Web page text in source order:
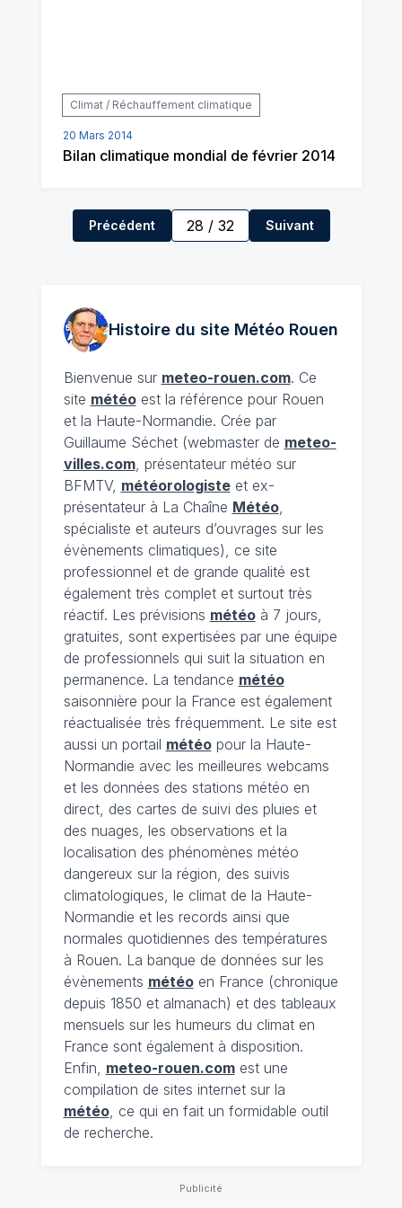
Climat / Réchauffement climatique
20 Mars 2014
Bilan climatique mondial de février 2014
Précédent 28 / 32 Suivant
Histoire du site Météo Rouen
Bienvenue sur meteo-rouen.com. Ce
site météoest la référence pour Rouen
et la Haute-Normandie. Crée par
Guillaume Séchet (webmaster de meteo-
villes.com, présentateur météo sur
BFMTV, météorologisteet ex-
présentateur à La Chaîne Météo,
spécialiste et auteurs d’ouvrages sur les
évènements climatiques), ce site
professionnel et de grande qualité est
également très complet et surtout très
réactif. Les prévisions météoà 7 jours,
gratuites, sont expertisées par une équipe
de professionnels qui suit la situation en
permanence. La tendance météo
saisonnière pour la France est également
réactualisée très fréquemment. Le site est
aussi un portail météopour la Haute-
Normandie avec les meilleures webcams
et les données des stations météo en
direct, des cartes de suivi des pluies et
des nuages, les observations et la
localisation des phénomènes météo
dangereux sur la région, des suivis
climatologiques, le climat de la Haute-
Normandie et les records ainsi que
normales quotidiennes des températures
à Rouen. La banque de données sur les
évènements météoen France (chronique
depuis 1850 et almanach) et des tableaux
mensuels sur les humeurs du climat en
France sont également à disposition.
Enfin, meteo-rouen.comest une
compilation de sites internet sur la
météo, ce qui en fait un formidable outil
de recherche.